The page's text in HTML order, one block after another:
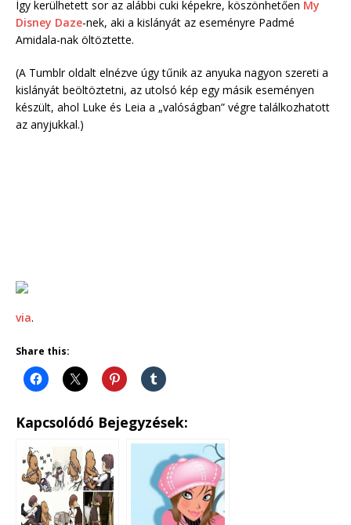
Így kerülhetett sor az alábbi cuki képekre, köszönhetően My
Disney Daze-nek, aki a kislányát az eseményre Padmé
Amidala-nak öltöztette.
(A Tumblr oldalt elnézve úgy tűnik az anyuka nagyon szereti a
kislányát beöltöztetni, az utolsó kép egy másik eseményen
készült, ahol Luke és Leia a „valóságban” végre találkozhatott
az anyjukkal.)
via.
Share this:
Kapcsolódó Bejegyzések: